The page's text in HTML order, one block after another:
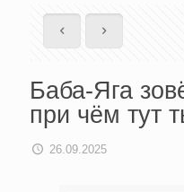
Баба-Яга
при чём тут
26.09.2025